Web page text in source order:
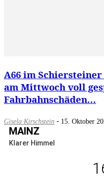
A66 im
am Mittwoch voll
Fahrbahnschäden...
Gisela Kirschstein - 15. Oktober
MAINZ
Klarer Himmel